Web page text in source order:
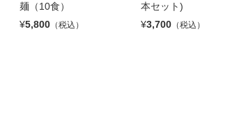
麺（10食）
¥5,800 （税込）
本セット)
¥3,700 （税込）